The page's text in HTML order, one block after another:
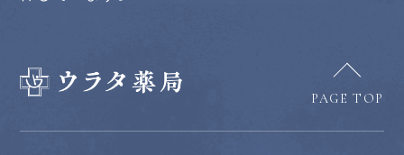
PAGE TOP